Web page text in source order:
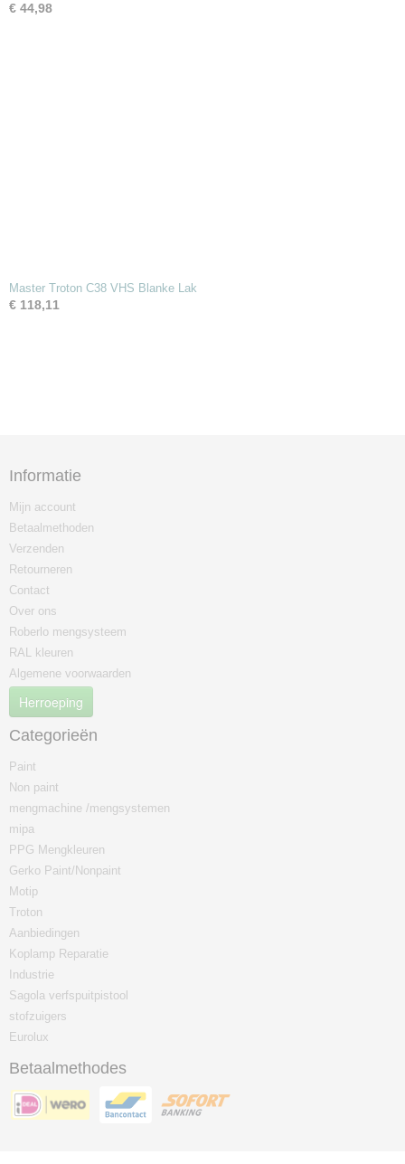
€ 44,98
Master Troton C38 VHS Blanke Lak
€ 118,11
Informatie
Mijn account
Betaalmethoden
Verzenden
Retourneren
Contact
Over ons
Roberlo mengsysteem
RAL kleuren
Algemene voorwaarden
Herroeping
Categorieën
Paint
Non paint
mengmachine /mengsystemen
mipa
PPG Mengkleuren
Gerko Paint/Nonpaint
Motip
Troton
Aanbiedingen
Koplamp Reparatie
Industrie
Sagola verfspuitpistool
stofzuigers
Eurolux
Betaalmethodes